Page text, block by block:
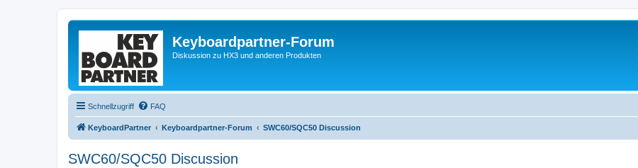
Keyboardpartner-Forum
Diskussion zu HX3 und anderen Produkten
Schnellzugriff FAQ
KeyboardPartner Keyboardpartner-Forum SWC60/SQC50 Discussion
SWC60/SQC50 Discussion